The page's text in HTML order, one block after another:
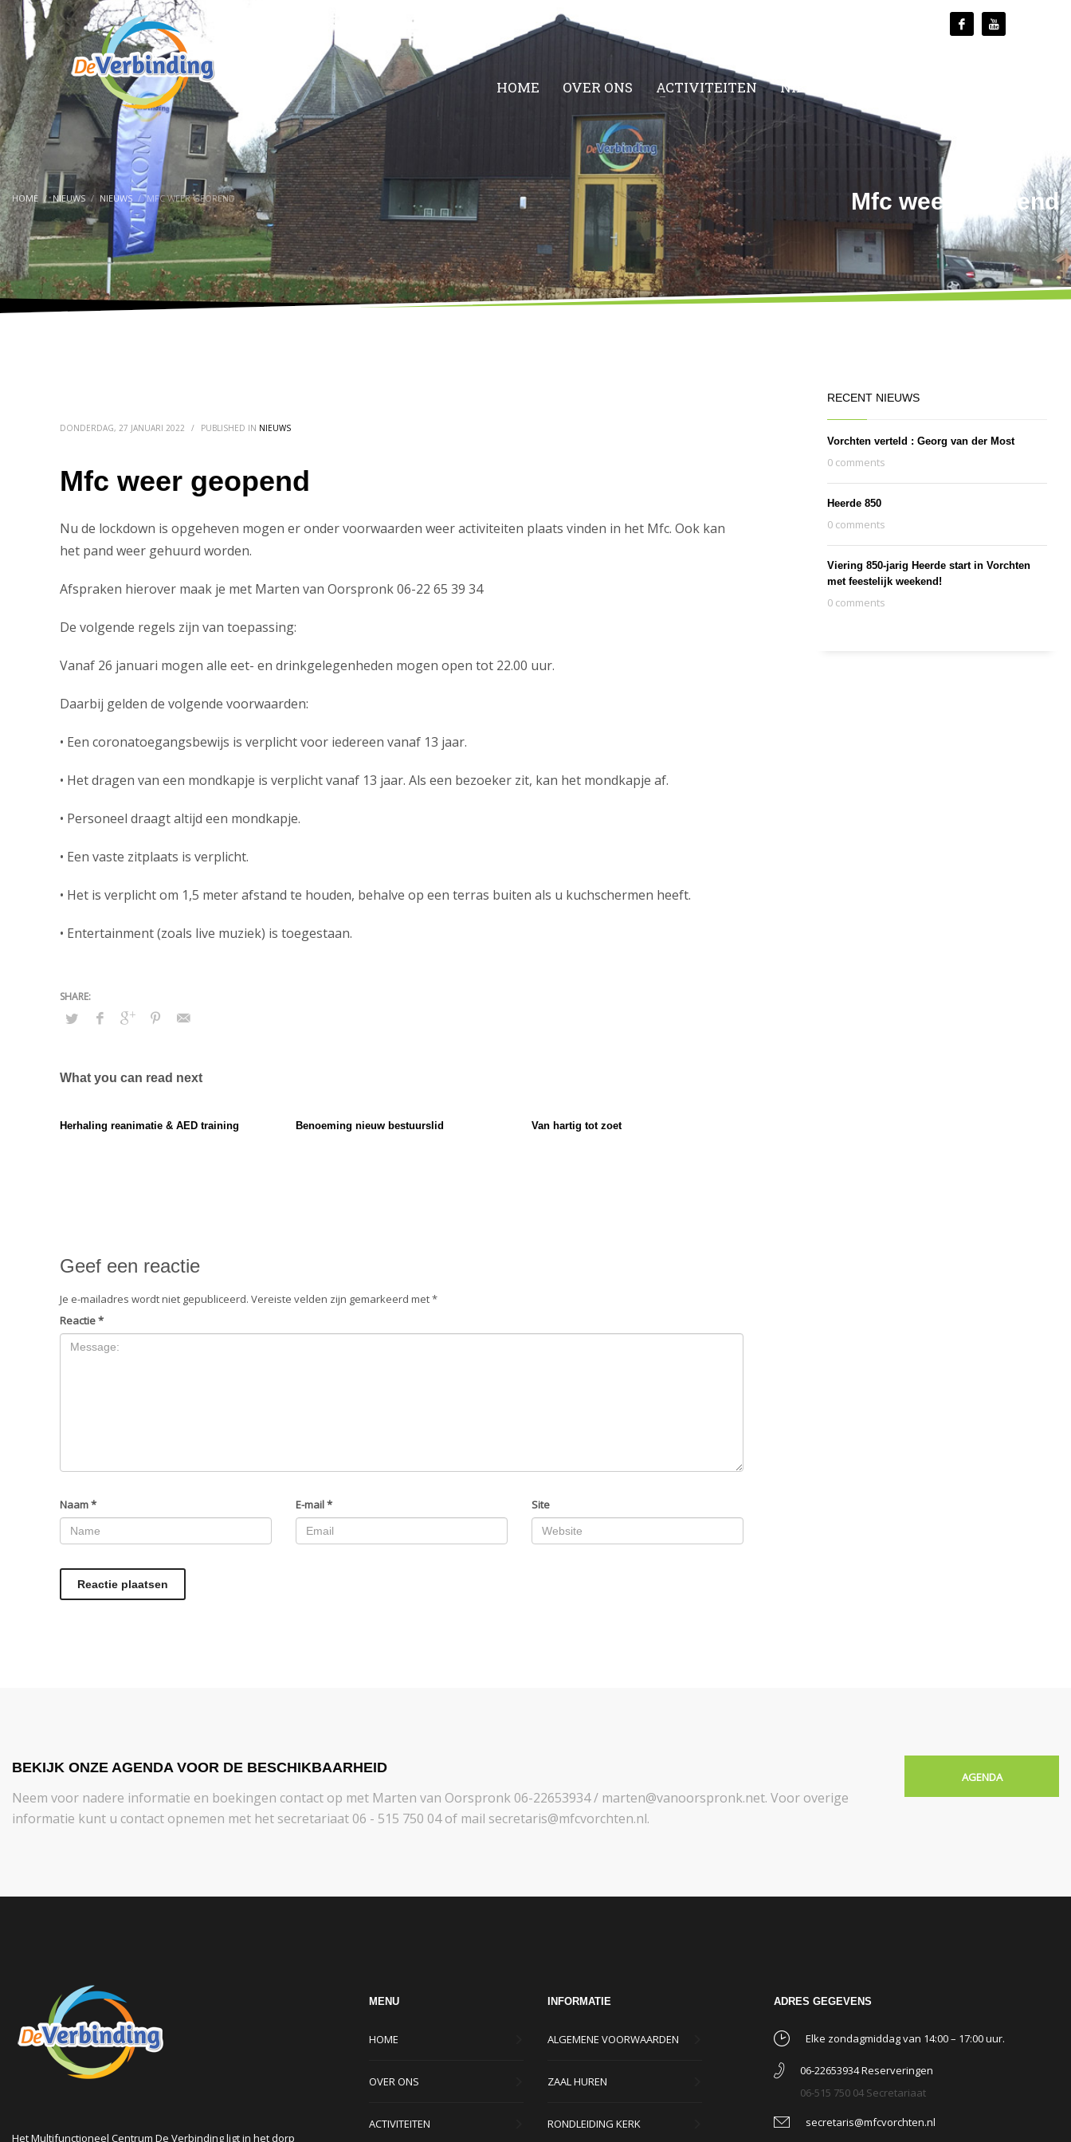
HOME OVER ONS ACTIVITEITEN NIEUWS
HOME NIEUWS NIEUWS MFC WEER GEOPEND Mfc weer geopend
DONDERDAG, 27 JANUARI 2022 / PUBLISHED IN NIEUWS
Mfc weer geopend
Nu de lockdown is opgeheven mogen er onder voorwaarden weer activiteiten plaats vinden in het Mfc. Ook kan
het pand weer gehuurd worden.
Afspraken hierover maak je met Marten van Oorspronk 06-22 65 39 34
De volgende regels zijn van toepassing:
Vanaf 26 januari mogen alle eet- en drinkgelegenheden mogen open tot 22.00 uur.
Daarbij gelden de volgende voorwaarden:
• Een coronatoegangsbewijs is verplicht voor iedereen vanaf 13 jaar.
• Het dragen van een mondkapje is verplicht vanaf 13 jaar. Als een bezoeker zit, kan het mondkapje af.
• Personeel draagt altijd een mondkapje.
• Een vaste zitplaats is verplicht.
• Het is verplicht om 1,5 meter afstand te houden, behalve op een terras buiten als u kuchschermen heeft.
• Entertainment (zoals live muziek) is toegestaan.
What you can read next
Herhaling reanimatie & AED training Benoeming nieuw bestuurslid Van hartig tot zoet
Geef een reactie
Je e-mailadres wordt niet gepubliceerd. Vereiste velden zijn gemarkeerd met*
Reactie*
Naam* E-mail* Site
RECENT NIEUWS
Vorchten verteld : Georg van der Most
0 comments
Heerde 850
0 comments
Viering 850-jarig Heerde start in Vorchten
met feestelijk weekend!
0 comments
BEKIJK ONZE AGENDA VOOR DE BESCHIKBAARHEID
Neem voor nadere informatie en boekingen contact op met Marten van Oorspronk 06-22653934 / marten@vanoorspronk.net. Voor overige
informatie kunt u contact opnemen met het secretariaat 06 - 515 750 04 of mail secretaris@mfcvorchten.nl.
AGENDA
Het Multifunctioneel Centrum De Verbinding ligt in het dorp
MENU
HOME
OVER ONS
ACTIVITEITEN
INFORMATIE
ALGEMENE VOORWAARDEN
ZAAL HUREN
RONDLEIDING KERK
ADRES GEGEVENS
Elke zondagmiddag van 14:00 – 17:00 uur.
06-22653934 Reserveringen
06-515 750 04 Secretariaat
secretaris@mfcvorchten.nl